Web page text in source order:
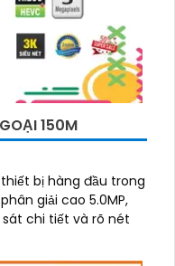
150M
thiết bị hàng đầu trong
chi tiết và rõ nét